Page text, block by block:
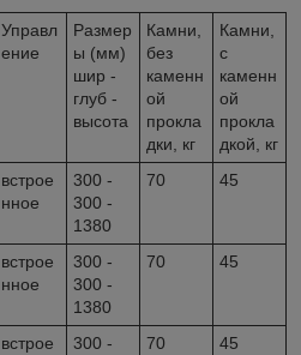
Управл
ение
Размер
ы (мм)
шир -
глуб -
высота
Камни,
без
каменн
ой
прокла
дки, кг
Камни,
с
каменн
ой
прокла
дкой, кг
встрое
нное
300 -
300 -
1380
70 45
встрое
нное
300 -
300 -
1380
70 45
встрое
300 -
70 45